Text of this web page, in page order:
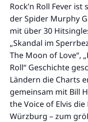
Rock’n Roll Fever
der Spider Murphy
mit über 30
„Skandal im
The Moon of Love“,
Roll“ Geschichte
Ländern die Charts
gemeinsam mit Bill
the Voice of Elvis
Würzburg – zum